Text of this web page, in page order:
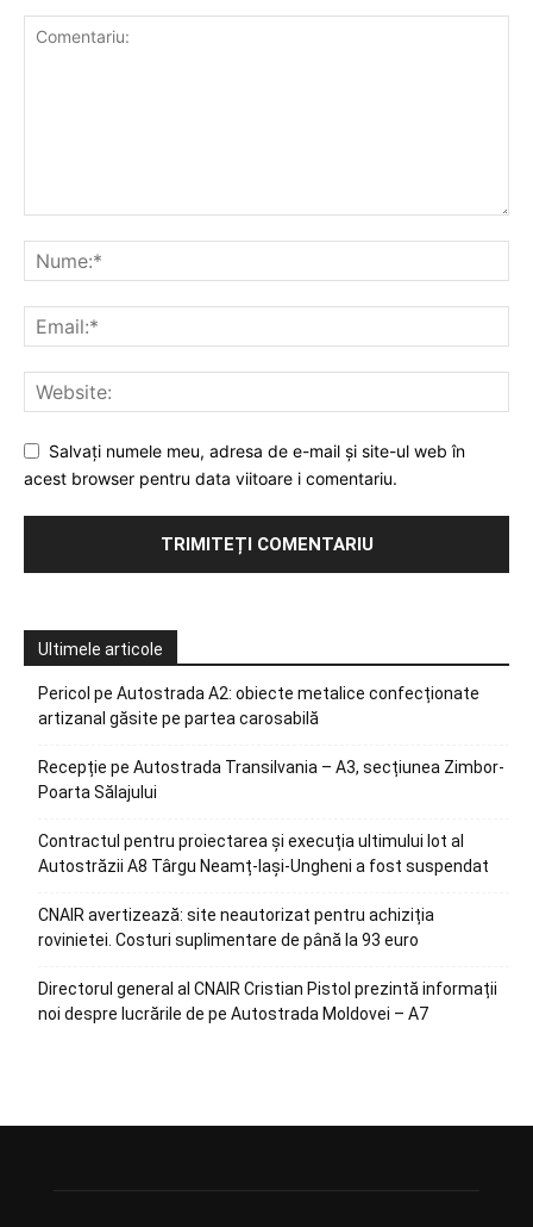
Salvați numele meu, adresa de e-mail și site-ul web în
acest browser pentru data viitoare i comentariu.
Ultimele articole
Pericol pe Autostrada A2: obiecte metalice confecționate
artizanal găsite pe partea carosabilă
Recepție pe Autostrada Transilvania – A3, secțiunea Zimbor-
Poarta Sălajului
Contractul pentru proiectarea și execuția ultimului lot al
Autostrăzii A8 Târgu Neamț-Iași-Ungheni a fost suspendat
CNAIR avertizează: site neautorizat pentru achiziția
rovinietei. Costuri suplimentare de până la 93 euro
Directorul general al CNAIR Cristian Pistol prezintă informații
noi despre lucrările de pe Autostrada Moldovei – A7